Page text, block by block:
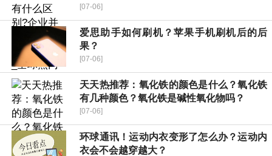
[07-06]
爱思助手如何刷机？苹果手机刷机后的后
果？
[07-06]
天天热推荐：氧化铁的颜色是什么？氧化铁
有几种颜色？氧化铁是碱性氧化物吗？
[07-06]
环球通讯！运动内衣变形了怎么办？运动内
衣会不会越穿越大？